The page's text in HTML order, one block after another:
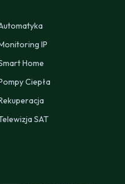
IP
Home
Ciepła
SAT